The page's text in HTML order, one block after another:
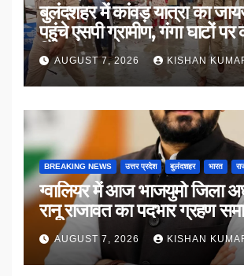
बुलंदशहर में कांवड़ यात्रा का
पहुंचे एसपी ग्रामीण, गंगा घाटों पर
किया संवाद
AUGUST 7, 2026 KISHAN
BREAKING NEWS उत्तर प्रदेश बुलंदशहर भारत
ग्वालियर में आज भाजयुमो जिला
रानू राजावत का पदभार ग्रहण
AUGUST 7, 2026 KISHAN